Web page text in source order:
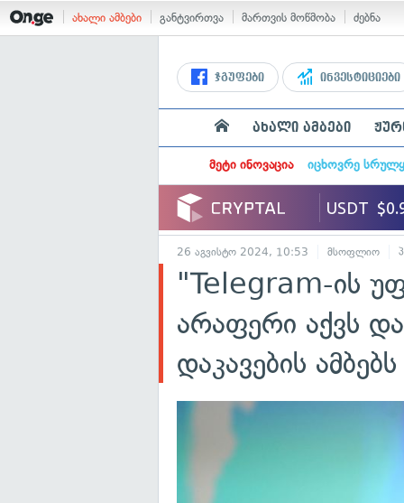
ახალი ამბები განტვირთვა მართვის მოწმობა ძებნა
ჯგუფები ინვესტიციები
ახალი ამბები
მეტი ინოვაცია იცხოვრე
26 აგვისტო 2024, 10:53 მსოფლიო
"Telegram-ის
არაფერი აქვს
დაკავების